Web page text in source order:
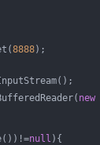
8888);
new
null ){